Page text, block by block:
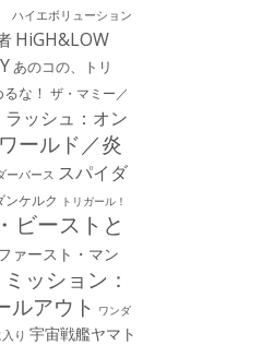
ハイエボリューション
HiGH&LOW
あのコの、トリ
な！ ザ・マミー／
ラッシュ：オン
ールド／炎
ーバース スパイダ
ンケルク トリガール！
ビーストと
ァースト・マン
ミッション：
ルアウト ワンダ
り 宇宙戦艦ヤマト